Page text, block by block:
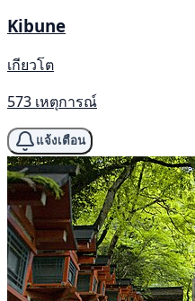
Kibune
เกียวโต
573 เหตุการณ์
แจ้งเตือน